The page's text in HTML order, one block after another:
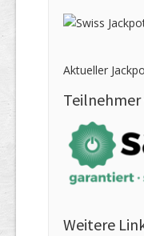
Aktueller
Teilnehmer
Weitere